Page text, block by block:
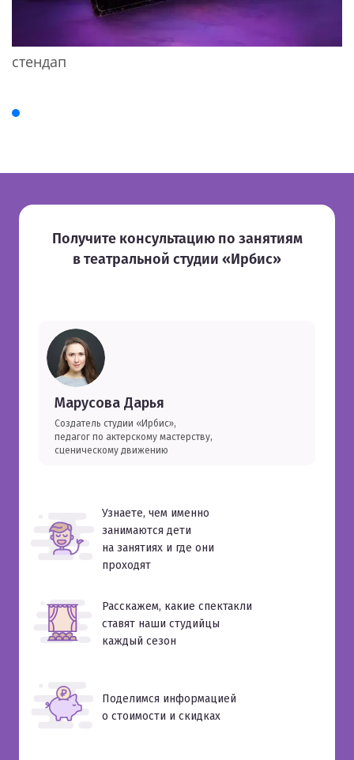
стендап
Получите консультацию по занятиям
в театральной студии «Ирбис»
Марусова Дарья
Создатель студии «Ирбис»,
педагог по актерскому мастерству,
сценическому движению
Узнаете, чем именно
занимаются дети
на занятиях и где они
проходят
Расскажем, какие спектакли
ставят наши студийцы
каждый сезон
Поделимся информацией
о стоимости и скидках